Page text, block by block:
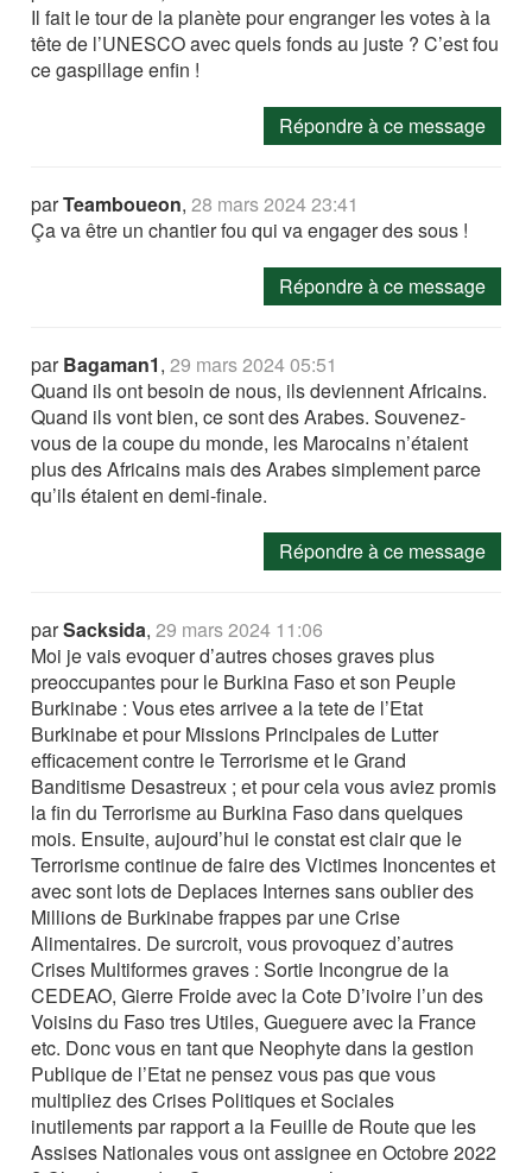
Il fait le tour de la planète pour engranger les votes à la
tête de l’UNESCO avec quels fonds au juste ? C’est fou
ce gaspillage enfin !
Répondre à ce message
parTeamboueon,28 mars 2024 23:41
Ça va être un chantier fou qui va engager des sous !
Répondre à ce message
parBagaman1,29 mars 2024 05:51
Quand ils ont besoin de nous, ils deviennent Africains.
Quand ils vont bien, ce sont des Arabes. Souvenez-
vous de la coupe du monde, les Marocains n’étaient
plus des Africains mais des Arabes simplement parce
qu’ils étaient en demi-finale.
Répondre à ce message
parSacksida,29 mars 2024 11:06
Moi je vais evoquer d’autres choses graves plus
preoccupantes pour le Burkina Faso et son Peuple
Burkinabe : Vous etes arrivee a la tete de l’Etat
Burkinabe et pour Missions Principales de Lutter
efficacement contre le Terrorisme et le Grand
Banditisme Desastreux ; et pour cela vous aviez promis
la fin du Terrorisme au Burkina Faso dans quelques
mois. Ensuite, aujourd’hui le constat est clair que le
Terrorisme continue de faire des Victimes Inoncentes et
avec sont lots de Deplaces Internes sans oublier des
Millions de Burkinabe frappes par une Crise
Alimentaires. De surcroit, vous provoquez d’autres
Crises Multiformes graves : Sortie Incongrue de la
CEDEAO, Gierre Froide avec la Cote D’ivoire l’un des
Voisins du Faso tres Utiles, Gueguere avec la France
etc. Donc vous en tant que Neophyte dans la gestion
Publique de l’Etat ne pensez vous pas que vous
multipliez des Crises Politiques et Sociales
inutilements par rapport a la Feuille de Route que les
Assises Nationales vous ont assignee en Octobre 2022